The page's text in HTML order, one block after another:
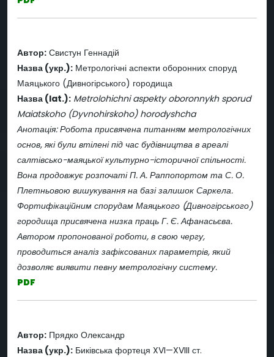
Автор: Свистун Геннадій
Назва (укр.): Метрологічні аспекти оборонних споруд
Маяцького (Дивногірського) городища
Назва (lat.): Metrolohichni aspekty oboronnykh sporud
Maiatskoho (Dyvnohirskoho) horodyshcha
Анотація: Робота присвячена питанням метрологічних
основ, які були втілені під час будівництва в ареалі
салтівсько-маяцької культурно-історичної спільності.
Вона продовжує розпочаті П. А. Раппопортом та С. О.
Плетньовою вишукування на базі залишок Саркела.
Фортифікаційним спорудам Маяцького (Дивногірського)
городища присвячена низка праць Г. Є. Афанасьєва.
Автором пропонованої роботи, в свою чергу,
проводиться аналіз зафіксованих параметрів, який
дозволяє виявити певну метрологічну систему.
PDF
Автор: Прядко Олександр
Назва (укр.): Биківська фортеця XVI—XVIII ст.